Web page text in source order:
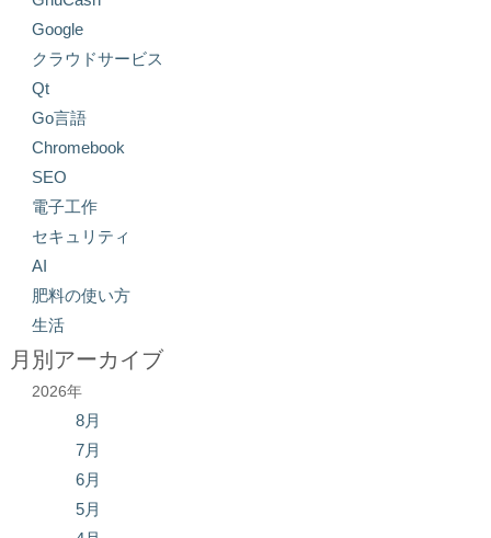
Google
クラウドサービス
Qt
Go言語
Chromebook
SEO
電子工作
セキュリティ
AI
肥料の使い方
生活
月別アーカイブ
2026年
8月
7月
6月
5月